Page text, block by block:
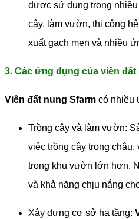
được sử dụng trong
cây, làm vườn, thi công
xuất gạch men và nhiều
3. Các ứng dụng của viên đất
Viên đất nung Sfarm có nhiều
Trồng cây và làm vườn:
việc trồng cây trong
trong khu vườn lớn hơn.
và khả năng chịu nắng
Xây dựng cơ sở hạ tầng: